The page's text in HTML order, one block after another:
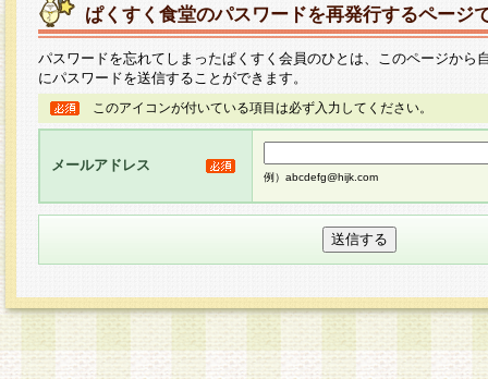
ぱくすく食堂のパスワードを再発行するページ
パスワードを忘れてしまったぱくすく会員のひとは、このページから
にパスワードを送信することができます。
このアイコンが付いている項目は必ず入力してください。
メールアドレス
例）abcdefg@hijk.com